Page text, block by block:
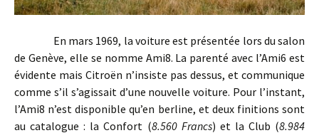
En mars 1969, la voiture est présentée lors du salon
de Genève, elle se nomme Ami8. La parenté avec l’Ami6 est
évidente mais Citroën n’insiste pas dessus, et communique
comme s’il s’agissait d’une nouvelle voiture. Pour l’instant,
l’Ami8 n’est disponible qu’en berline, et deux finitions sont
au catalogue : la Confort (8.560 Francs) et la Club (8.984